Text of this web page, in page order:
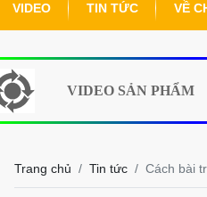
VIDEO TIN TỨC VỀ
VIDEO SẢN PHẨM
Trang chủ Tin tức Cách bài